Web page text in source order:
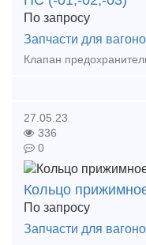
По запросу
Запчасти для
27.05.23
336
0
Кольцо
По запросу
Запчасти для